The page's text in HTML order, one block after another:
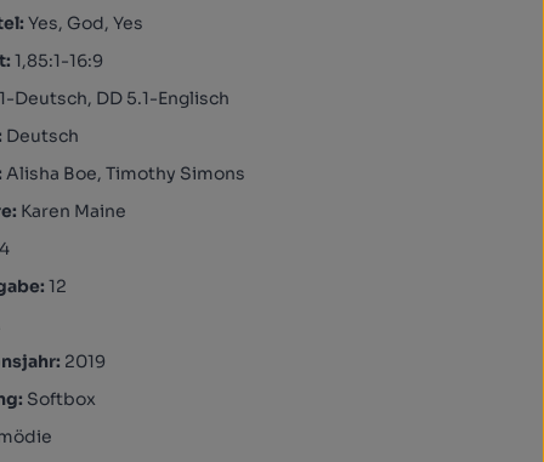
Yes, God, Yes
1,85:1-16:9
Deutsch, DD 5.1-Englisch
Deutsch
Alisha Boe, Timothy Simons
Karen Maine
12
2019
Softbox